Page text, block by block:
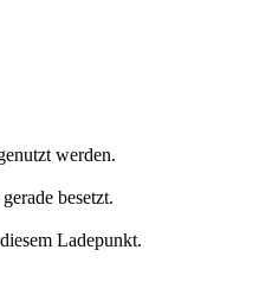
werden.
besetzt.
Ladepunkt.